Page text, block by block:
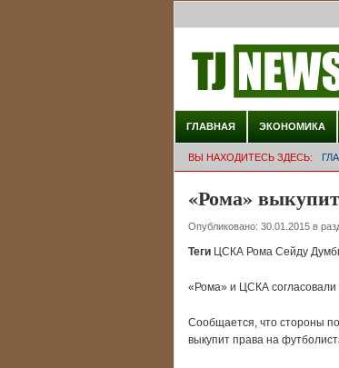
ГЛАВНАЯ ЭКОНОМИКА
ВЫ НАХОДИТЕСЬ ЗДЕСЬ:
«Рома»
Опубликовано: 30.01.2015 в
ТегиЦСКА Рома Сейду
«Рома» и ЦСКА
Сообщается, что стороны
выкупит права на